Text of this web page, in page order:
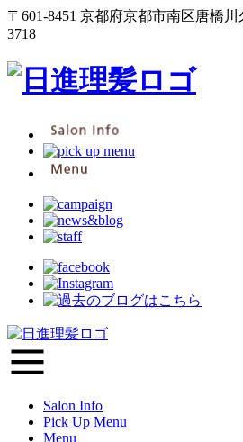
〒601-8451 京都府京都市南区唐橋川
3718
Salon Info
Pick Up Menu
Menu